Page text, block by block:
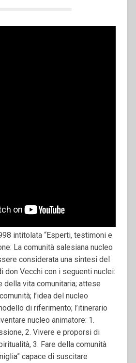
intitolata “Esperti, testimoni e
La comunità salesiana nucleo
considerata una sintesi del
don Vecchi con i seguenti nuclei:
della vita comunitaria; attese
l’idea del nucleo
di riferimento; l’itinerario
nucleo animatore: 1.
2. Vivere e proporsi di
3. Fare della comunità
capace di suscitare